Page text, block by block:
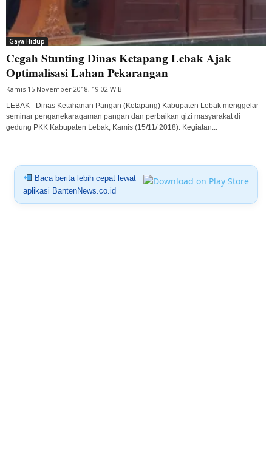
Gaya Hidup
Cegah Stunting Dinas Ketapang Lebak Ajak
Optimalisasi Lahan Pekarangan
Kamis 15 November 2018, 19:02 WIB
LEBAK - Dinas Ketahanan Pangan (Ketapang) Kabupaten Lebak menggelar
seminar penganekaragaman pangan dan perbaikan gizi masyarakat di
gedung PKK Kabupaten Lebak, Kamis (15/11/ 2018). Kegiatan...
Baca berita lebih cepat lewat
aplikasi BantenNews.co.id